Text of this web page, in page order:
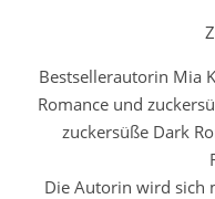
Bestsellerautorin Mia
Romance und
zuckersüße Dark
Die Autorin wird sich